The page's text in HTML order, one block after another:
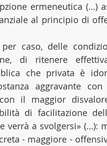
ermeneutica (…)
al principio di
caso, delle
di ritenere
che privata è
aggravante
il maggior
di facilitazione
verrà a svolgersi» (…):
- maggiore -